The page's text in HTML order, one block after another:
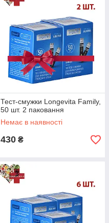
Тест-смужки Longevita Family,
50 шт. 2 паковання
Немає в наявності
430 ₴